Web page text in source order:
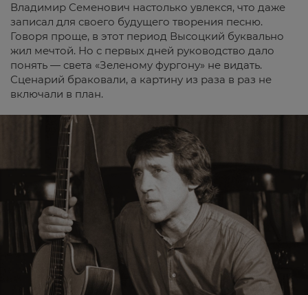
Владимир Семенович настолько увлекся, что даже
записал для своего будущего творения песню.
Говоря проще, в этот период Высоцкий буквально
жил мечтой. Но с первых дней руководство дало
понять — света «Зеленому фургону» не видать.
Сценарий браковали, а картину из раза в раз не
включали в план.